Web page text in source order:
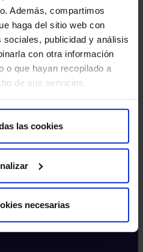
Además, compartimos
haga del sitio web con
publicidad y análisis
con otra información
o que hayan recopilado a
de sus servicios.
las cookies
necesarias